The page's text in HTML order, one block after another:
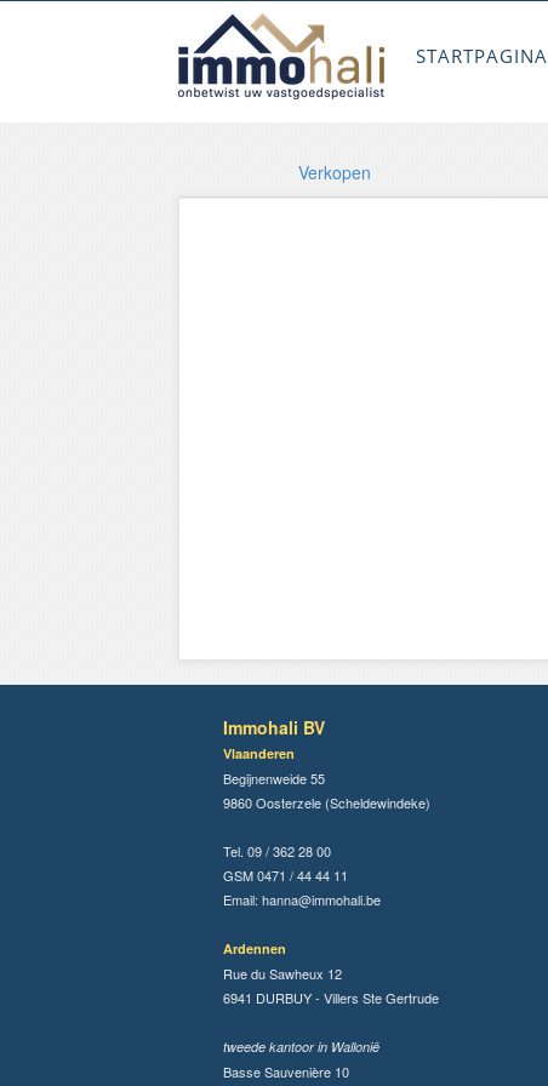
STARTPAGINA
Verkopen
Immohali BV
Vlaanderen
Begijnenweide 55
9860 Oosterzele (Scheldewindeke)
Tel. 09 / 362 28 00
GSM 0471 / 44 44 11
Email: hanna@immohali.be
Ardennen
Rue du Sawheux 12
6941 DURBUY - Villers Ste Gertrude
tweede kantoor in Wallonië
Basse Sauvenière 10